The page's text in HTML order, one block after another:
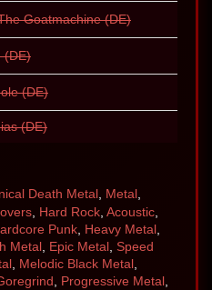
Goatmachine (DE)
(DE)
(DE)
(DE)
Death Metal , Metal ,
, Hard Rock, Acoustic,
Punk, Heavy Metal ,
Metal , Epic Metal , Speed
, Melodic Black Metal ,
, Progressive Metal ,